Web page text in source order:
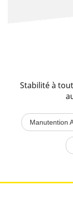
Stabilité à
Manutention